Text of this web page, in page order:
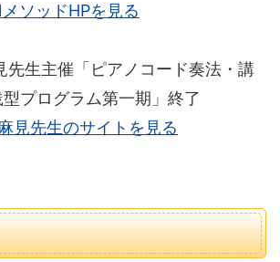
ソッドHPを見る
先生主催「ピアノコード奏法・講
プログラム第一期」終了
見先生のサイトを見る